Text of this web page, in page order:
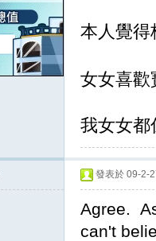
本人覺得
女女喜歡
我女女都
發表於 09-2-
Agree.
can't